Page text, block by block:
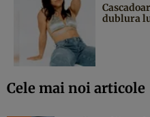
dublura
Cele mai noi articole